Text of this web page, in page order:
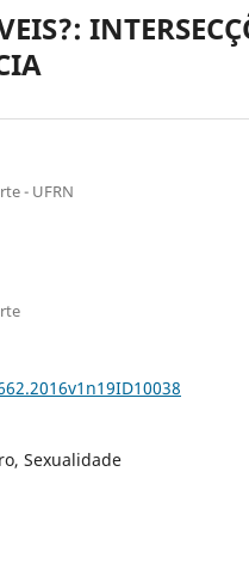
- UFRN
Sexualidade